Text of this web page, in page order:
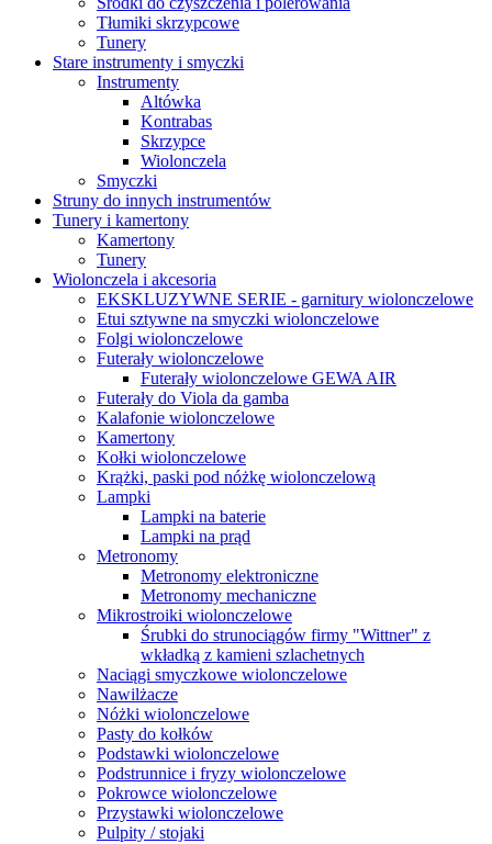
Tłumiki skrzypcowe
Tunery
Stare instrumenty i smyczki
Instrumenty
Altówka
Kontrabas
Skrzypce
Wiolonczela
Smyczki
Struny do innych instrumentów
Tunery i kamertony
Kamertony
Tunery
Wiolonczela i akcesoria
EKSKLUZYWNE SERIE - garnitury wiolonczelowe
Etui sztywne na smyczki wiolonczelowe
Folgi wiolonczelowe
Futerały wiolonczelowe
Futerały wiolonczelowe GEWA AIR
Futerały do Viola da gamba
Kalafonie wiolonczelowe
Kamertony
Kołki wiolonczelowe
Krążki, paski pod nóżkę wiolonczelową
Lampki
Lampki na baterie
Lampki na prąd
Metronomy
Metronomy elektroniczne
Metronomy mechaniczne
Mikrostroiki wiolonczelowe
Śrubki do strunociągów firmy "Wittner" z
wkładką z kamieni szlachetnych
Naciągi smyczkowe wiolonczelowe
Nawilżacze
Nóżki wiolonczelowe
Pasty do kołków
Podstawki wiolonczelowe
Podstrunnice i fryzy wiolonczelowe
Pokrowce wiolonczelowe
Przystawki wiolonczelowe
Pulpity / stojaki